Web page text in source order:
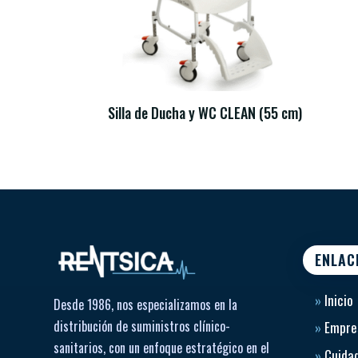
Silla de Ducha y WC CLEAN (55 cm)
Desde 1986, nos especializamos en la
distribución de suministros clínico-
sanitarios, con un enfoque estratégico en el
» Inicio
»